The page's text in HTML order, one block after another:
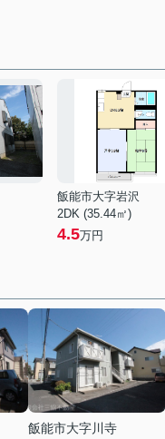
飯能市大字岩沢
2DK (35.44㎡)
4.5万円
飯能市大字川寺